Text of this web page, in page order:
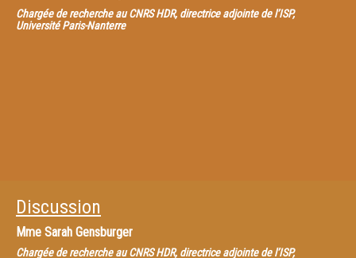
Chargée de recherche au CNRS HDR, directrice adjointe de l’ISP,
Université Paris-Nanterre
Discussion
Mme Sarah Gensburger
Chargée de recherche au CNRS HDR, directrice adjointe de l’ISP,